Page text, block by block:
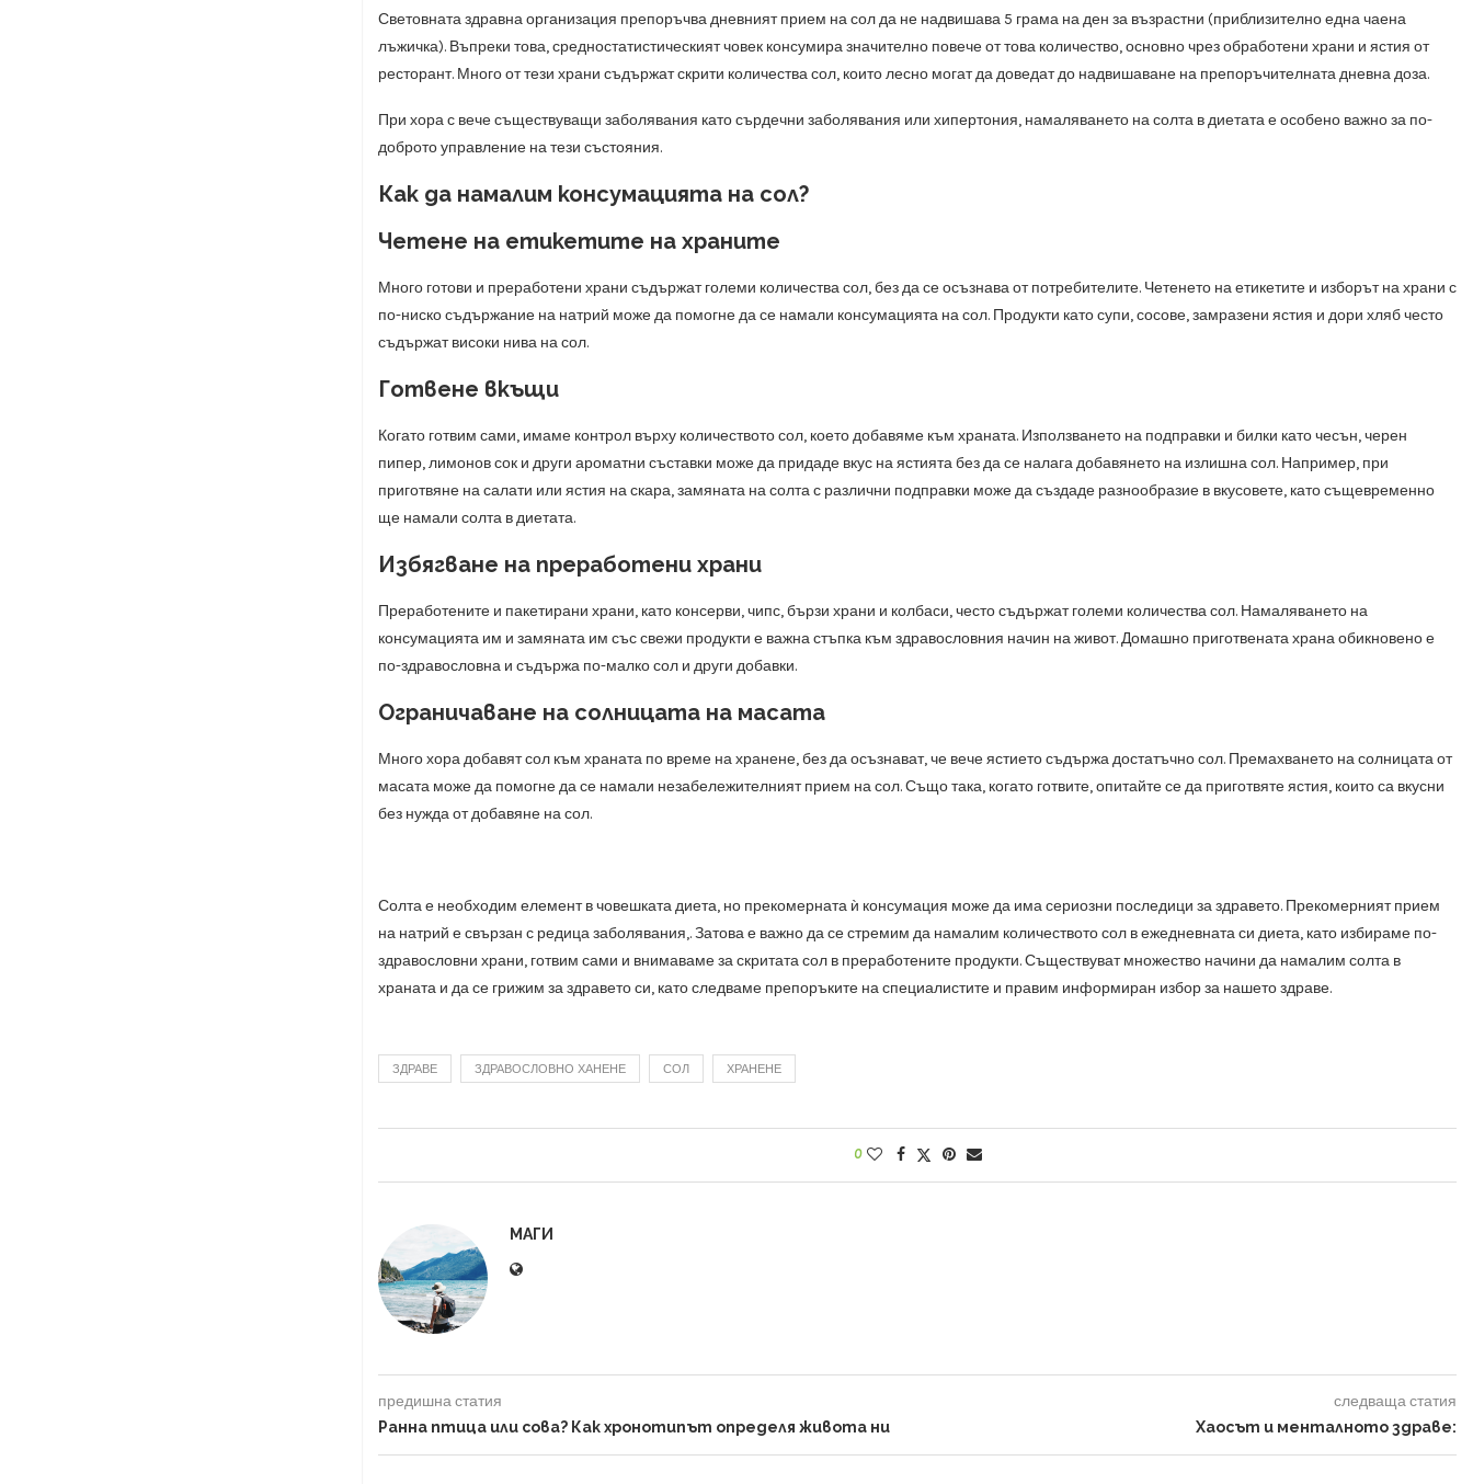
Световната здравна организация препоръчва дневният прием на сол да не надвишава 5 грама на ден за възрастни (приблизително една чаена
лъжичка). Въпреки това, средностатистическият човек консумира значително повече от това количество, основно чрез обработени храни и ястия от
ресторант. Много от тези храни съдържат скрити количества сол, които лесно могат да доведат до надвишаване на препоръчителната дневна доза.
При хора с вече съществуващи заболявания като сърдечни заболявания или хипертония, намаляването на солта в диетата е особено важно за по-
доброто управление на тези състояния.
Как да намалим консумацията на сол?
Четене на етикетите на храните
Много готови и преработени храни съдържат големи количества сол, без да се осъзнава от потребителите. Четенето на етикетите и изборът на храни с
по-ниско съдържание на натрий може да помогне да се намали консумацията на сол. Продукти като супи, сосове, замразени ястия и дори хляб често
съдържат високи нива на сол.
Готвене вкъщи
Когато готвим сами, имаме контрол върху количеството сол, което добавяме към храната. Използването на подправки и билки като чесън, черен
пипер, лимонов сок и други ароматни съставки може да придаде вкус на ястията без да се налага добавянето на излишна сол. Например, при
приготвяне на салати или ястия на скара, замяната на солта с различни подправки може да създаде разнообразие в вкусовете, като същевременно
ще намали солта в диетата.
Избягване на преработени храни
Преработените и пакетирани храни, като консерви, чипс, бързи храни и колбаси, често съдържат големи количества сол. Намаляването на
консумацията им и замяната им със свежи продукти е важна стъпка към здравословния начин на живот. Домашно приготвената храна обикновено е
по-здравословна и съдържа по-малко сол и други добавки.
Ограничаване на солницата на масата
Много хора добавят сол към храната по време на хранене, без да осъзнават, че вече ястието съдържа достатъчно сол. Премахването на солницата от
масата може да помогне да се намали незабележителният прием на сол. Също така, когато готвите, опитайте се да приготвяте ястия, които са вкусни
без нужда от добавяне на сол.
Солта е необходим елемент в човешката диета, но прекомерната ѝ консумация може да има сериозни последици за здравето. Прекомерният прием
на натрий е свързан с редица заболявания,. Затова е важно да се стремим да намалим количеството сол в ежедневната си диета, като избираме по-
здравословни храни, готвим сами и внимаваме за скритата сол в преработените продукти. Съществуват множество начини да намалим солта в
храната и да се грижим за здравето си, като следваме препоръките на специалистите и правим информиран избор за нашето здраве.
ЗДРАВЕ ЗДРАВОСЛОВНО ХАНЕНЕ СОЛ ХРАНЕНЕ
0
МАГИ
предишна статия
Ранна птица или сова? Как хронотипът определя живота ни
следваща статия
Хаосът и менталното здраве: